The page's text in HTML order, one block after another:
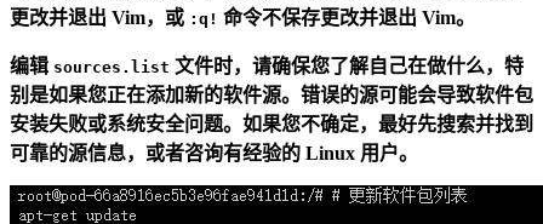
更改并退出 Vim，或 :q! 命令不保存更改并退出 Vim。
编辑 sources.list 文件时，请确保您了解自己在做什么，特
别是如果您正在添加新的软件源。错误的源可能会导致软件包
安装失败或系统安全问题。如果您不确定，最好先搜索并找到
可靠的源信息，或者咨询有经验的 Linux 用户。